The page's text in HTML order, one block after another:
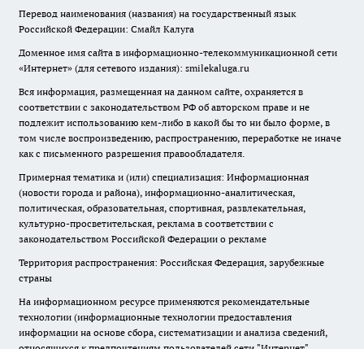
Перевод наименования (названия) на государственный язык
Российской Федерации: Смайл Калуга
Доменное имя сайта в информационно-телекоммуникационной сети
«Интернет» (для сетевого издания): smilekaluga.ru
Вся информация, размещенная на данном сайте, охраняется в
соответствии с законодательством РФ об авторском праве и не
подлежит использованию кем-либо в какой бы то ни было форме, в
том числе воспроизведению, распространению, переработке не иначе
как с письменного разрешения правообладателя.
Примерная тематика и (или) специализация: Информационная
(новости города и района), информационно-аналитическая,
политическая, образовательная, спортивная, развлекательная,
культурно-просветительская, реклама в соответствии с
законодательством Российской Федерации о рекламе
Территория распространения: Российская Федерация, зарубежные
страны
На информационном ресурсе применяются рекомендательные
технологии (информационные технологии предоставления
информации на основе сбора, систематизации и анализа сведений,